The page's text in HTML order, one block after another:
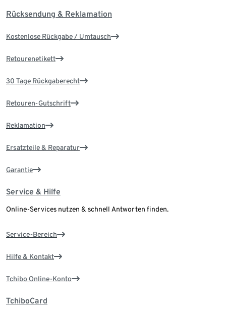
Rücksendung & Reklamation
Kostenlose Rückgabe / Umtausch
Retourenetikett
30 Tage Rückgaberecht
Retouren-Gutschrift
Reklamation
Ersatzteile & Reparatur
Garantie
Service & Hilfe
Online-Services nutzen & schnell Antworten finden.
Service-Bereich
Hilfe & Kontakt
Tchibo Online-Konto
TchiboCard